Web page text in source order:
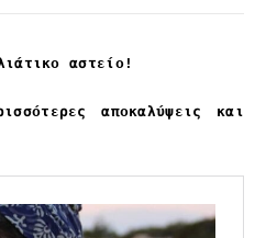
αστείο!
αποκαλύψεις και